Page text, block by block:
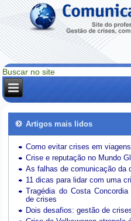
Artigos mais lidos
Como evitar crises em
Crise e reputação no Mundo
As falhas de comunicação da
11 dicas para lidar com uma
Tragédia do Costa
de crises
Dois desafios: gestão de